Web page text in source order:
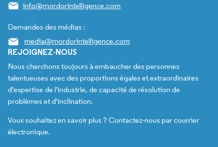
info@mordorintelligence.com
Demandes des médias :
media@mordorintelligence.com
REJOIGNEZ-NOUS
Nous cherchons toujours à embaucher des personnes
talentueuses avec des proportions égales et extraordinaires
d'expertise de l'industrie, de capacité de résolution de
problèmes et d'inclination.
Vous souhaitez en savoir plus ? Contactez-nous par courrier
électronique.